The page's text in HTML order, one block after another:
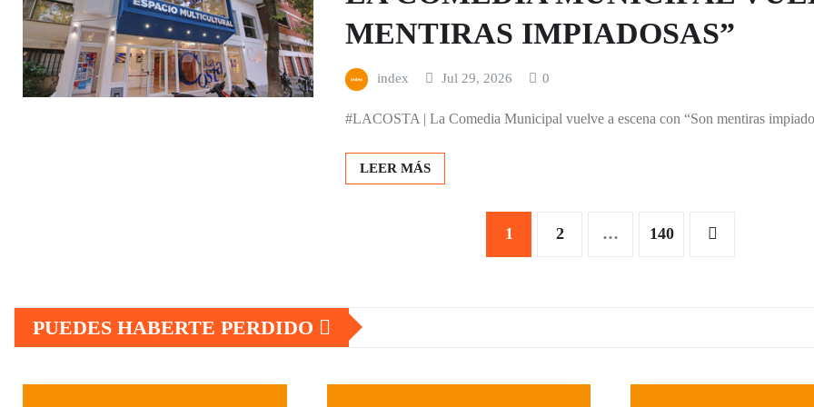
MENTIRAS IMPIADOSAS”
index Jul 29, 2026 0
#LACOSTA | La Comedia Municipal vuelve a escena con “Son mentiras
LEER MÁS
entradas
1 2 … 140
PUEDES HABERTE PERDIDO